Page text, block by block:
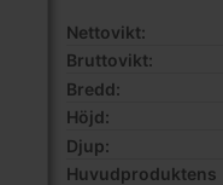
Nettovikt:
Bruttovikt:
Bredd:
Höjd:
Djup:
Huvudproduktens